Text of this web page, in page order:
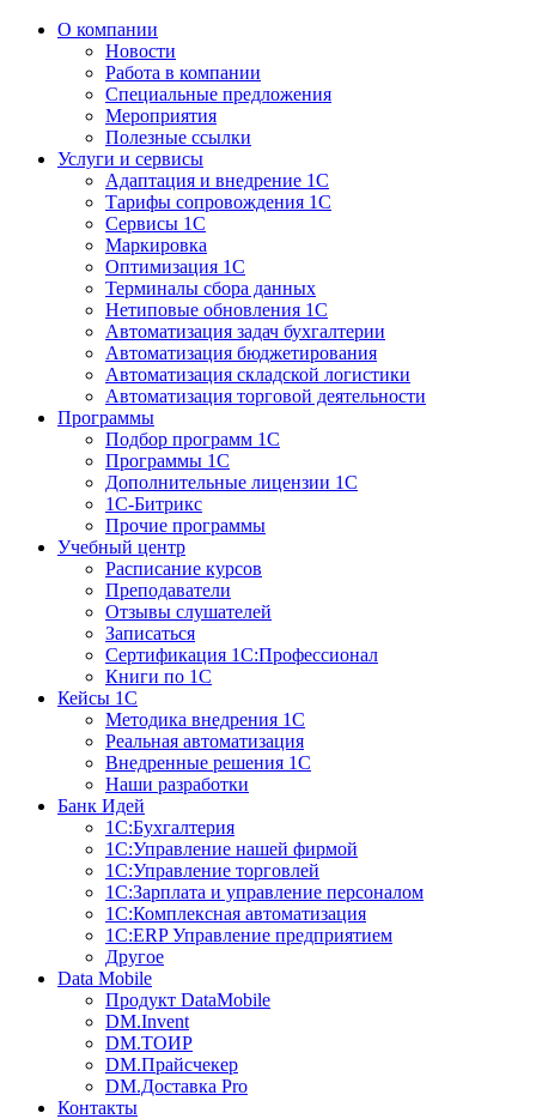
О компании
Новости
Работа в компании
Специальные предложения
Мероприятия
Полезные ссылки
Услуги и сервисы
Адаптация и внедрение 1С
Тарифы сопровождения 1С
Сервисы 1С
Маркировка
Оптимизация 1С
Терминалы сбора данных
Нетиповые обновления 1С
Автоматизация задач бухгалтерии
Автоматизация бюджетирования
Автоматизация складской логистики
Автоматизация торговой деятельности
Программы
Подбор программ 1С
Программы 1С
Дополнительные лицензии 1С
1С-Битрикс
Прочие программы
Учебный центр
Расписание курсов
Преподаватели
Отзывы слушателей
Записаться
Сертификация 1С:Профессионал
Книги по 1С
Кейсы 1С
Методика внедрения 1С
Реальная автоматизация
Внедренные решения 1С
Наши разработки
Банк Идей
1С:Бухгалтерия
1С:Управление нашей фирмой
1С:Управление торговлей
1С:Зарплата и управление персоналом
1С:Комплексная автоматизация
1С:ERP Управление предприятием
Другое
Data Mobile
Продукт DataMobile
DM.Invent
DM.ТОИР
DM.Прайсчекер
DM.Доставка Pro
Контакты